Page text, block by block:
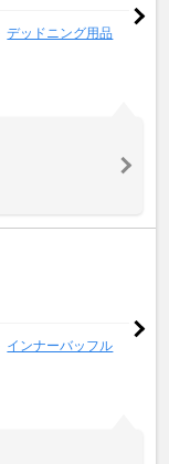
デッドニング用品
インナーバッフル